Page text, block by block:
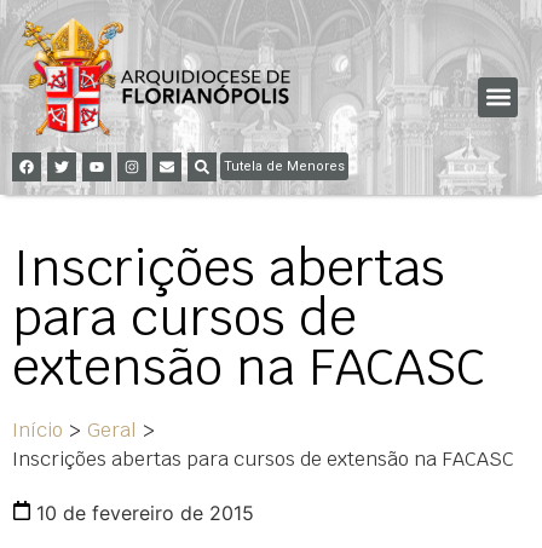
Tutela de Menores
Inscrições abertas
para cursos de
extensão na FACASC
Início > Geral >
Inscrições abertas para cursos de extensão na FACASC
10 de fevereiro de 2015